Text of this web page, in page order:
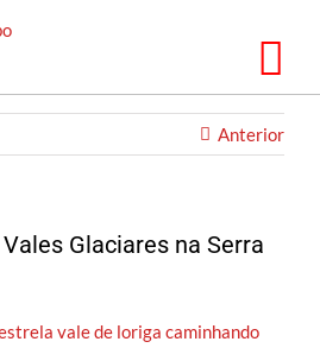
Anterior
Glaciares na Serra